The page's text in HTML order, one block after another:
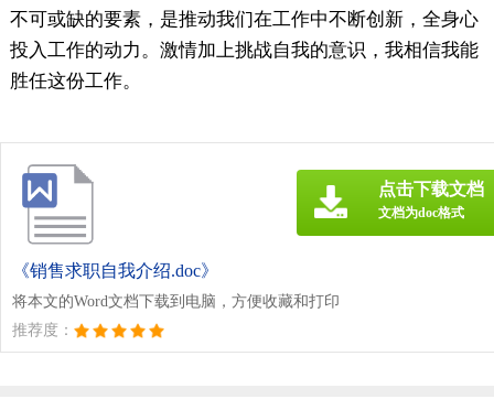
不可或缺的要素，是推动我们在工作中不断创新，全身心
投入工作的动力。激情加上挑战自我的意识，我相信我能
胜任这份工作。
《销售求职自我介绍.doc》
将本文的Word文档下载到电脑，方便收藏和打印
推荐度：
点击下载文档
文档为doc格式